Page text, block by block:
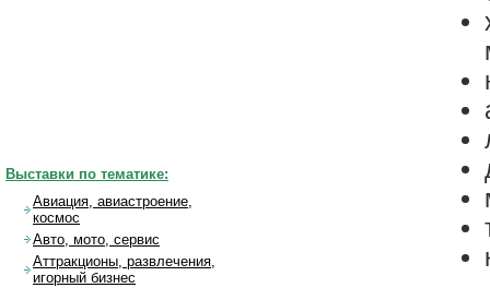
Выставки по тематике:
Авиация, авиастроение,
космос
Авто, мото, сервис
Аттракционы, развлечения,
игорный бизнес